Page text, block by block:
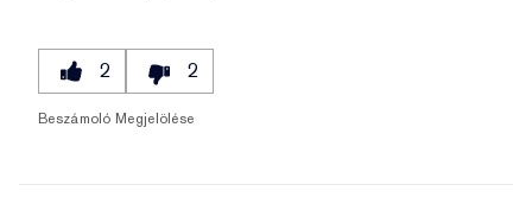
2 2
Beszámoló Megjelölése